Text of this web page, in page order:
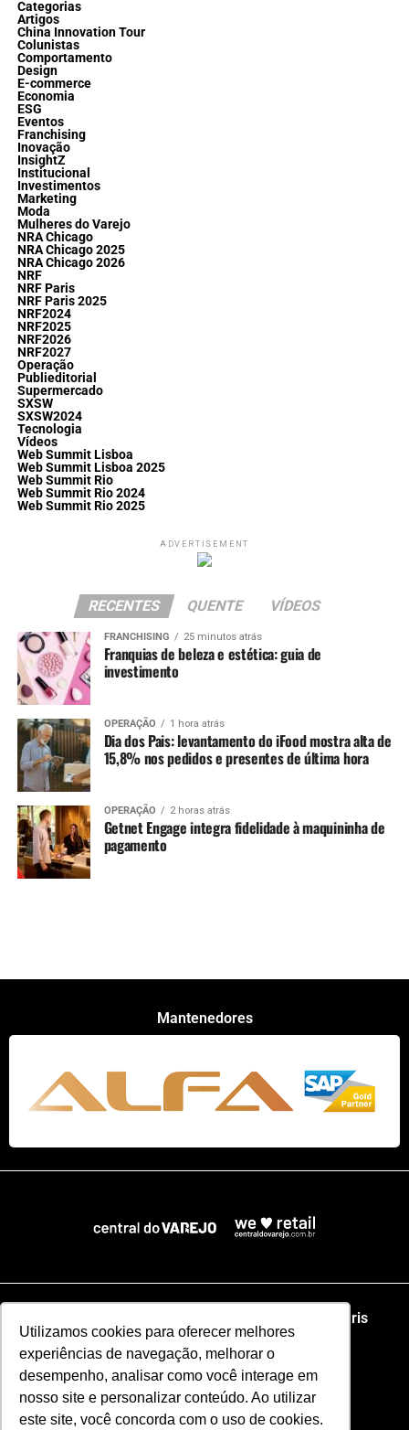
Utilizamos cookies para oferecer melhores
experiências de navegação, melhorar o
desempenho, analisar como você interage em
nosso site e personalizar conteúdo. Ao utilizar
este site, você concorda com o uso de cookies.
Categorias
Artigos
China Innovation Tour
Colunistas
Comportamento
Design
E-commerce
Economia
ESG
Eventos
Franchising
Inovação
InsightZ
Institucional
Investimentos
Marketing
Moda
Mulheres do Varejo
NRA Chicago
NRA Chicago 2025
NRA Chicago 2026
NRF
NRF Paris
NRF Paris 2025
NRF2024
NRF2025
NRF2026
NRF2027
Operação
Publieditorial
Supermercado
SXSW
SXSW2024
Tecnologia
Vídeos
Web Summit Lisboa
Web Summit Lisboa 2025
Web Summit Rio
Web Summit Rio 2024
Web Summit Rio 2025
ADVERTISEMENT
RECENTES QUENTE VÍDEOS
FRANCHISING 25 minutos atrás
Franquias de beleza e estética: guia de
investimento
OPERAÇÃO 1 hora atrás
Dia dos Pais: levantamento do iFood mostra alta de
15,8% nos pedidos e presentes de última hora
OPERAÇÃO 2 horas atrás
Getnet Engage integra fidelidade à maquininha de
pagamento
Mantenedores
NRF Paris
Web Summit Lisboa Web Summit Rio
Especial NRF2026